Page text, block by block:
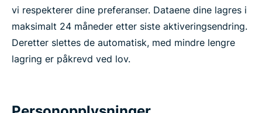
vi respekterer dine preferanser. Dataene dine lagres i
maksimalt 24 måneder etter siste aktiveringsendring.
Deretter slettes de automatisk, med mindre lengre
lagring er påkrevd ved lov.